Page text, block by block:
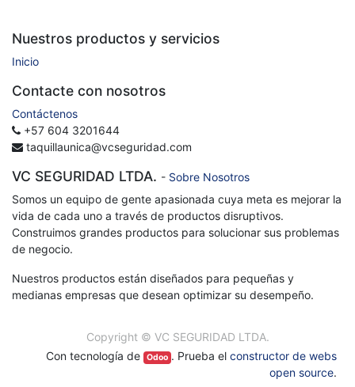
Nuestros productos y servicios
Inicio
Contacte con nosotros
Contáctenos
+57 604 3201644
taquillaunica@vcseguridad.com
VC SEGURIDAD LTDA. - Sobre Nosotros
Somos un equipo de gente apasionada cuya meta es mejorar la
vida de cada uno a través de productos disruptivos.
Construimos grandes productos para solucionar sus problemas
de negocio.
Nuestros productos están diseñados para pequeñas y
medianas empresas que desean optimizar su desempeño.
Copyright © VC SEGURIDAD LTDA.
Con tecnología de
Odoo . Prueba el constructor de webs
open source.